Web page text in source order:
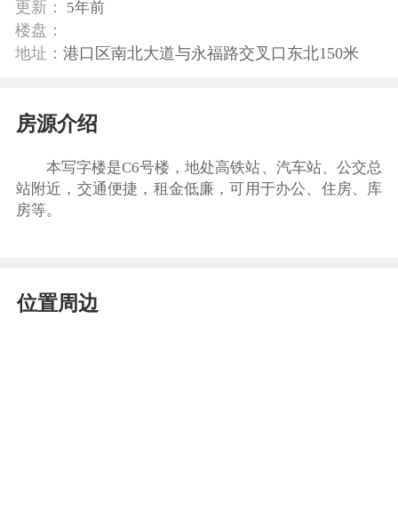
更新：
5年前
楼盘：
地址： 港口区南北大道与永福路交叉口东北150米
房源介绍
本写字楼是C6号楼，地处高铁站、汽车站、公交总
站附近，交通便捷，租金低廉，可用于办公、住房、库
房等。
位置周边